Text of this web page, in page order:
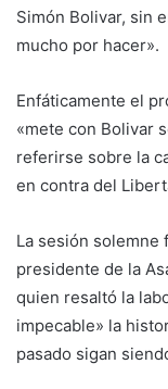
Simón Bolivar, sin
mucho por hacer».
Enfáticamente el
«mete con Bolivar
referirse sobre la
en contra del
La sesión solemne
presidente de la
quien resaltó la
impecable» la
pasado sigan